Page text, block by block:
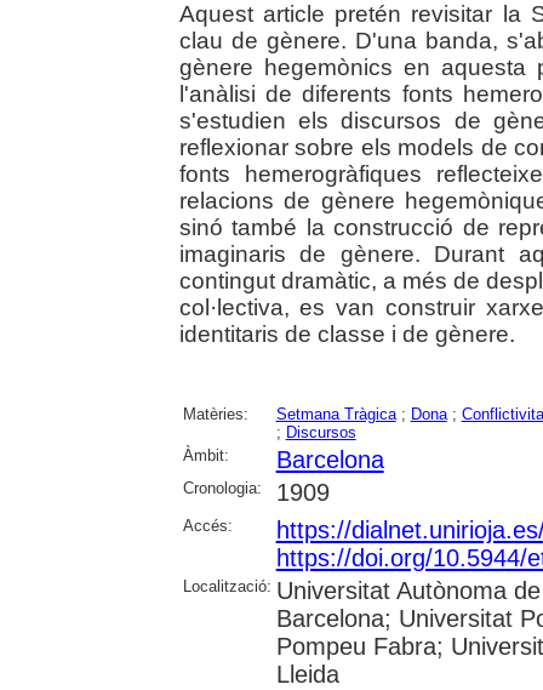
Aquest article pretén revisitar la
clau de gènere. D'una banda,
gènere hegemònics en
l'anàlisi de diferents fonts
s'estudien els discursos de
reflexionar sobre els models de
fonts hemerogràfiques
relacions de gènere
sinó també la construcció de
imaginaris de gènere. Durant
contingut dramàtic, a més de
col·lectiva, es van construir
identitaris de classe i de gènere.
Matèries: Setmana Tràgica; Dona;
; Discursos
Àmbit:
Barcelona
Cronologia: 1909
Accés:
https://
https://doi.org/10.5944/
Localització: Universitat Autònoma
Barcelona; Universitat
Pompeu Fabra;
Lleida